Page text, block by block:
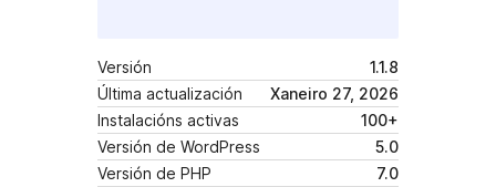
Versión
1.1.8
Última actualización
Xaneiro 27, 2026
Instalacións activas
100+
Versión de WordPress
5.0
Versión de PHP
7.0